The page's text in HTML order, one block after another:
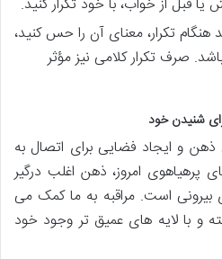
قبل از خواب، با خود تکرار کنید.
تکرار، معنای آن را حس کنید،
صرف تکرار کلامی نیز مؤثر
و ایجاد فضایی برای اتصال به
پرهیاهوی امروز، ذهن اغلب درگیر
بیرونی است. مراقبه به ما کمک می
و با لایه های عمیق تر وجود خود